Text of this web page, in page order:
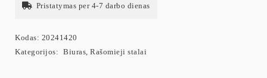
Pristatymas per 4-7 darbo dienas
Kodas: 20241420
Kategorijos: Biuras Rašomieji stalai